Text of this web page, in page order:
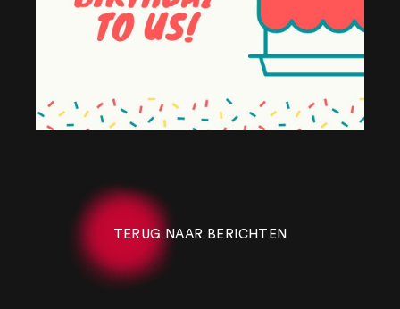
TERUG NAAR BERICHTEN